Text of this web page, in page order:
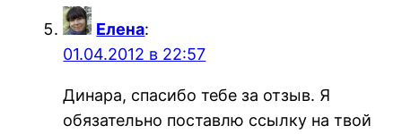
Елена:
01.04.2012 в 22:57
Динара, спасибо тебе за отзыв. Я
обязательно поставлю ссылку на твой